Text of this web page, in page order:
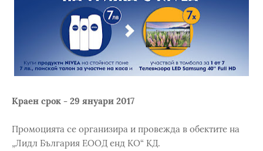
Краен срок - 29 януари 2017
Промоцията се организира и провежда в обектите на
„Лидл България ЕООД енд КО“ КД.